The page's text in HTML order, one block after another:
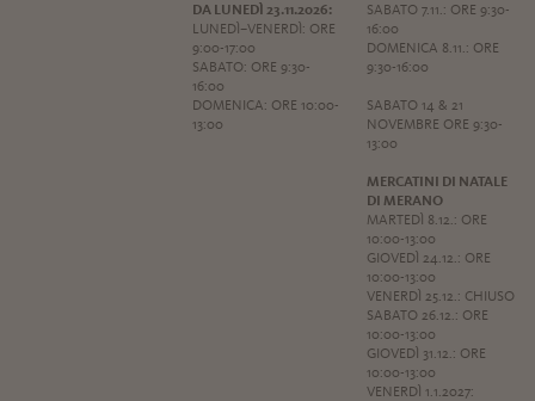
DA LUNEDÌ 23.11.2026:
LUNEDÌ–VENERDÌ: ORE
9:00-17:00
SABATO: ORE 9:30-
16:00
DOMENICA: ORE 10:00-
13:00
SABATO 7.11.: ORE 9:30-
16:00
DOMENICA 8.11.: ORE
9:30-16:00
SABATO 14 & 21
NOVEMBRE ORE 9:30-
13:00
MERCATINI DI NATALE
DI MERANO
MARTEDÌ 8.12.: ORE
10:00-13:00
GIOVEDÌ 24.12.: ORE
10:00-13:00
VENERDÌ 25.12.: CHIUSO
SABATO 26.12.: ORE
10:00-13:00
GIOVEDÌ 31.12.: ORE
10:00-13:00
VENERDÌ 1.1.2027: